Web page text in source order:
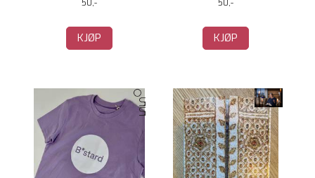
50,-
KJØP
50,-
KJØP